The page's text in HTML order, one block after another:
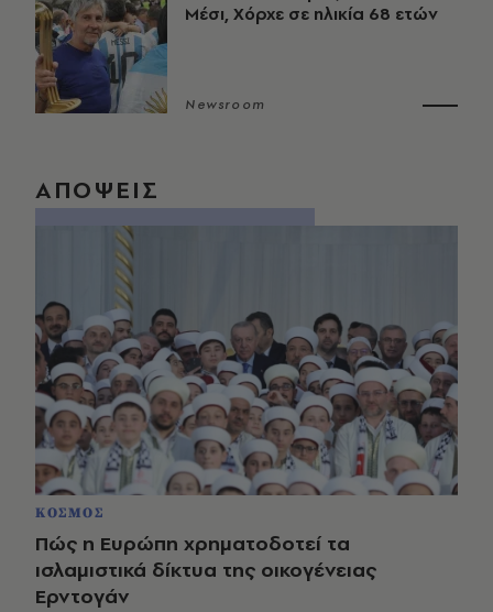
Μέσι, Χόρχε σε ηλικία 68 ετών
Newsroom
ΑΠΟΨΕΙΣ
ΚΟΣΜΟΣ
Πώς η Ευρώπη χρηματοδοτεί τα
ισλαμιστικά δίκτυα της οικογένειας
Ερντογάν